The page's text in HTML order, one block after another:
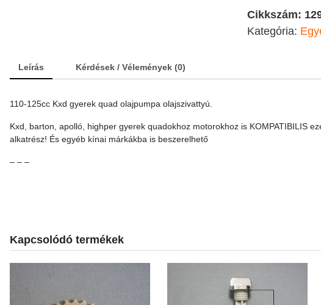
gyerek
olajpumpa
Cikkszám:
Kategória:
Leírás Kérdések / Vélemények (0)
110-125cc Kxd gyerek quad olajpumpa olajszivattyú.
Kxd, barton, apolló, highper gyerek quadokhoz motorokhoz is KOMPATIBILIS
alkatrész! És egyéb kínai márkákba is beszerelhető
– – –
Kapcsolódó termékek